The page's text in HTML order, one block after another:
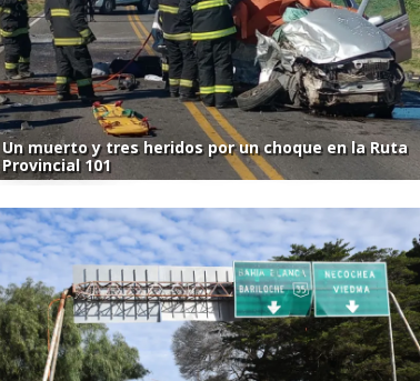
Un muerto y tres heridos por un choque en la Ruta
Provincial 101